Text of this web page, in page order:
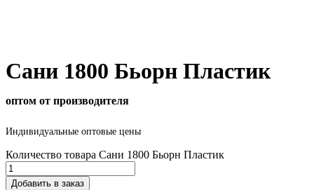
Сани 1800 Бьорн Пластик
оптом от производителя
Индивидуальные оптовые цены
Количество товара Сани 1800 Бьорн Пластик
Добавить в заказ